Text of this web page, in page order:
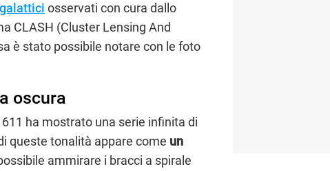
osservati con cura dallo
CLASH (Cluster Lensing And
è stato possibile notare con le foto
oscura
ha mostrato una serie infinita di
queste tonalità appare come un
ammirare i bracci a spirale